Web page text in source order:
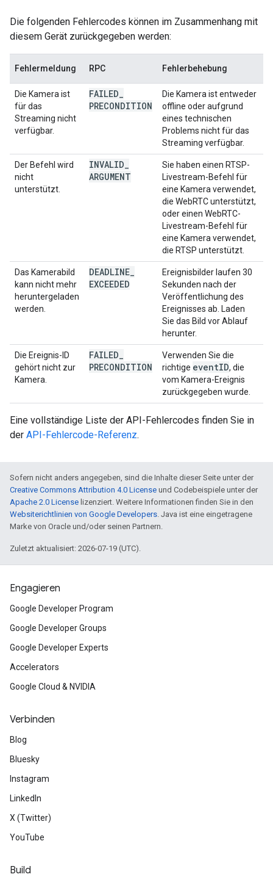
Die folgenden Fehlercodes können im Zusammenhang mit
diesem Gerät zurückgegeben werden:
Fehlermeldung RPC Fehlerbehebung
Die Kamera ist
für das
Streaming nicht
verfügbar.
FAILED
PRECONDITION
Die Kamera ist entweder
offline oder aufgrund
eines technischen
Problems nicht für das
Streaming verfügbar.
Der Befehl wird
nicht
unterstützt.
INVALID
ARGUMENT
Sie haben einen RTSP-
Livestream-Befehl für
eine Kamera verwendet,
die WebRTC unterstützt,
oder einen WebRTC-
Livestream-Befehl für
eine Kamera verwendet,
die RTSP unterstützt.
Das Kamerabild
kann nicht mehr
heruntergeladen
werden.
DEADLINE
EXCEEDED
Ereignisbilder laufen 30
Sekunden nach der
Veröffentlichung des
Ereignisses ab. Laden
Sie das Bild vor Ablauf
herunter.
Die Ereignis-ID
gehört nicht zur
Kamera.
FAILED
PRECONDITION
Verwenden Sie die
richtige eventID, die
vom Kamera-Ereignis
zurückgegeben wurde.
Eine vollständige Liste der API-Fehlercodes finden Sie in
der API-Fehlercode-Referenz.
Sofern nicht anders angegeben, sind die Inhalte dieser Seite unter der
Creative Commons Attribution 4.0 License und Codebeispiele unter der
Apache 2.0 License lizenziert. Weitere Informationen finden Sie in den
Websiterichtlinien von Google Developers. Java ist eine eingetragene
Marke von Oracle und/oder seinen Partnern.
Zuletzt aktualisiert: 2026-07-19 (UTC).
Engagieren
Google Developer Program
Google Developer Groups
Google Developer Experts
Accelerators
Google Cloud & NVIDIA
Verbinden
Blog
Bluesky
Instagram
LinkedIn
X (Twitter)
YouTube
Build